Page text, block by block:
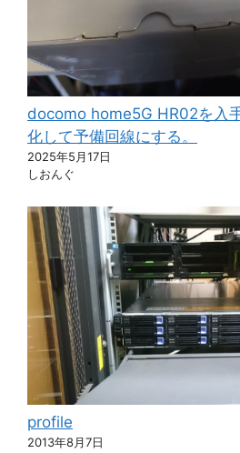
docomo home5G HR02を入
化して予備回線にする。
2025年5月17日
しおんぐ
profile
2013年8月7日